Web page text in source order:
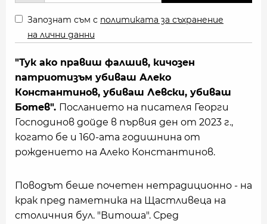
Запознат съм с политиката за съхранение
на лични данни
"Тук ако правиш фалшив, кичозен
патриотизъм убиваш Алеко
Константинов, убиваш Левски, убиваш
Ботев". Посланието на писателя Георги
Господинов дойде в първия ден от 2023 г.,
когато бе и 160-ата годишнина от
рождението на Алеко Константинов.
Поводът беше почетен нетрадиционно - на
крак пред паметника на Щастливеца на
столичния бул. "Витоша". Сред